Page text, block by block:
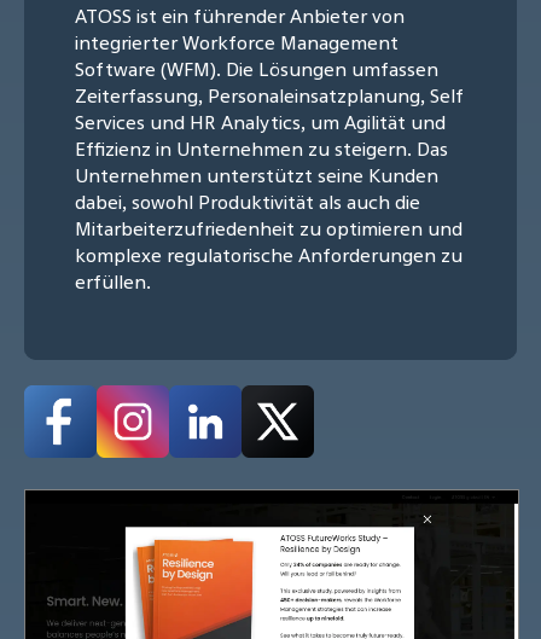
ATOSS ist ein führender Anbieter von
integrierter Workforce Management
Software (WFM). Die Lösungen umfassen
Zeiterfassung, Personaleinsatzplanung, Self
Services und HR Analytics, um Agilität und
Effizienz in Unternehmen zu steigern. Das
Unternehmen unterstützt seine Kunden
dabei, sowohl Produktivität als auch die
Mitarbeiterzufriedenheit zu optimieren und
komplexe regulatorische Anforderungen zu
erfüllen.